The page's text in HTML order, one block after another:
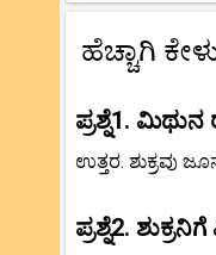
ಹೆಚ್ಚಾಗಿ
ಪ್ರಶ್ನೆ1.
ಉತ್ತರ. ಶುಕ್ರವು
ಪ್ರಶ್ನೆ2.